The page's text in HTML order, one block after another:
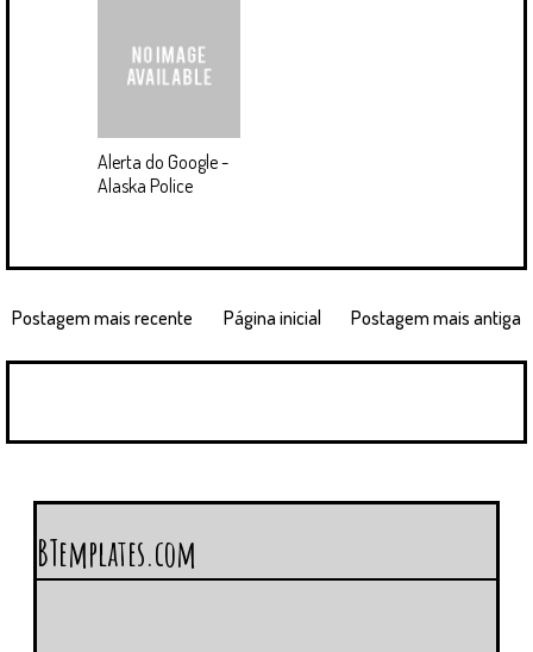
Alerta do Google -
Alaska Police
Postagem mais recente Postagem mais antiga
Página inicial
BTemplates.com